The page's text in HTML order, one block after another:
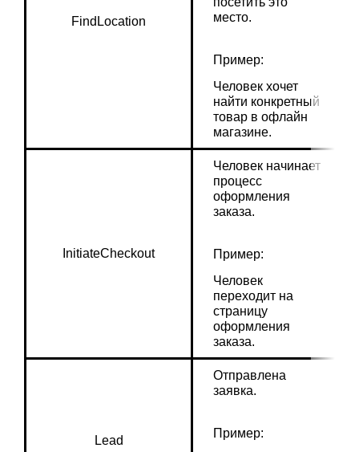
FindLocation
место.
Пример:
Человек хочет
найти конкретный
товар в офлайн
магазине.
InitiateCheckout
Человек начинает
процесс
оформления
заказа.
Пример:
Человек
переходит на
страницу
оформления
заказа.
Lead
Отправлена
заявка.
Пример: